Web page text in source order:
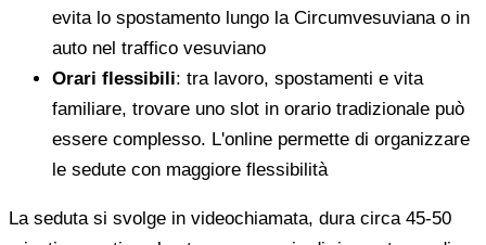
evita lo spostamento lungo la Circumvesuviana o in
auto nel traffico vesuviano
Orari flessibili: tra lavoro, spostamenti e vita
familiare, trovare uno slot in orario tradizionale può
essere complesso. L'online permette di organizzare
le sedute con maggiore flessibilità
La seduta si svolge in videochiamata, dura circa 45-50